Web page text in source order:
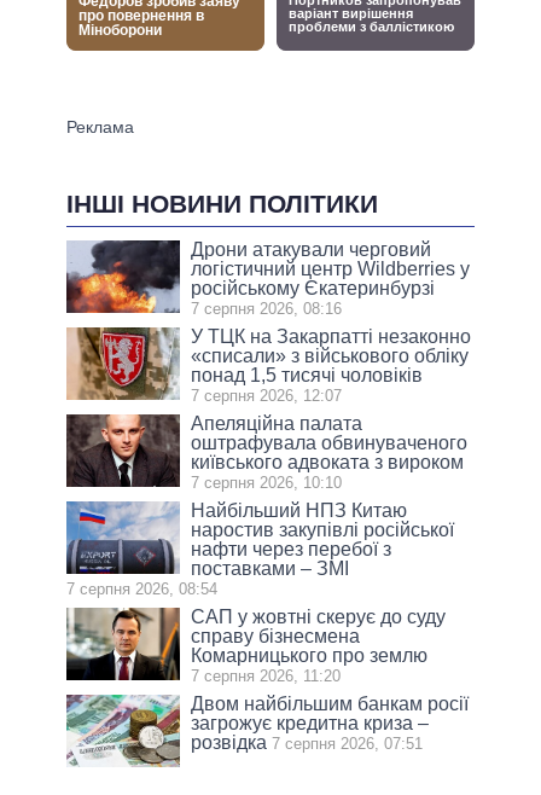
ІНШІ НОВИНИ ПОЛІТИКИ
Дрони атакували черговий
логістичний центр Wildberries у
російському Єкатеринбурзі
7 серпня 2026, 08:16
У ТЦК на Закарпатті незаконно
«списали» з військового обліку
понад 1,5 тисячі чоловіків
7 серпня 2026, 12:07
Апеляційна палата
оштрафувала обвинуваченого
київського адвоката з вироком
7 серпня 2026, 10:10
Найбільший НПЗ Китаю
наростив закупівлі російської
нафти через перебої з
поставками – ЗМІ
7 серпня 2026, 08:54
САП у жовтні скерує до суду
справу бізнесмена
Комарницького про землю
7 серпня 2026, 11:20
Двом найбільшим банкам росії
загрожує кредитна криза –
розвідка 7 серпня 2026, 07:51